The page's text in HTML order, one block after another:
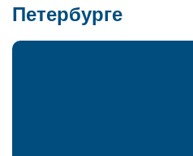
Петербурге